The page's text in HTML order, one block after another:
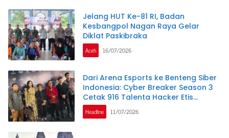
Jelang HUT Ke-81 RI, Badan
Kesbangpol Nagan Raya Gelar
Diklat Paskibraka
Aceh 16/07/2026
Dari Arena Esports ke Benteng Siber
Indonesia: Cyber Breaker Season 3
Cetak 916 Talenta Hacker Etis
Penjaga Negeri
Headline 11/07/2026